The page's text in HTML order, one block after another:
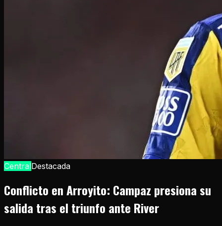
CentralDestacada
Conflicto en Arroyito: Campaz presiona su
salida tras el triunfo ante River